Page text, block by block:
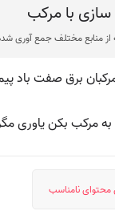
با مرکب
از منابع مختلف جمع آوری
برق صفت باد
مرکب بکن یاوری
محتوای نامناسب